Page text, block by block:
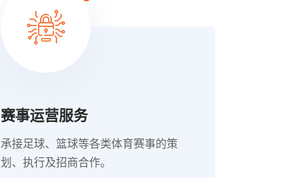
赛事运营服务
承接足球、篮球等各类体育赛事的策
划、执行及招商合作。